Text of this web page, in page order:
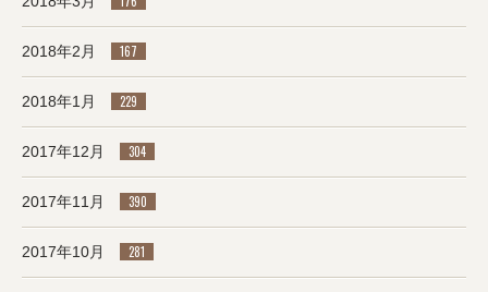
2018年2月 167
2018年1月 229
2017年12月 304
2017年11月 390
2017年10月 281